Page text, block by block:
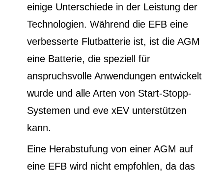
einige Unterschiede in der Leistung der
Technologien. Während die EFB eine
verbesserte Flutbatterie ist, ist die AGM
eine Batterie, die speziell für
anspruchsvolle Anwendungen entwickelt
wurde und alle Arten von Start-Stopp-
Systemen und eve xEV unterstützen
kann.
Eine Herabstufung von einer AGM auf
eine EFB wird nicht empfohlen, da das